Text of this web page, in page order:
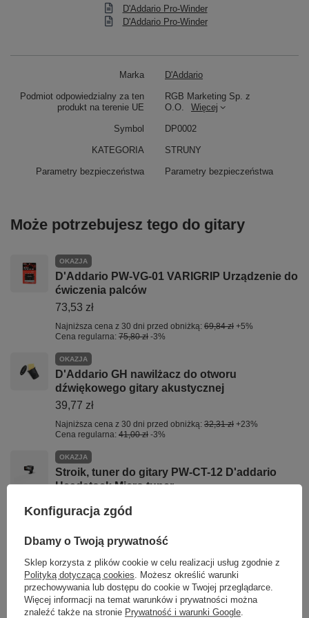
D'Addario Pro-Winder
D'Addario Pro-Winder
Marka D'Addario
Podmiot odpowiedzialny za ten
produkt na terenie UE
RGB Marketing Sp. z
O.O.
Więcej
Symbol DP0002
KATEGORIA STRUNY
Parametry bezpieczeństwa Parametry bezpieczeństwa
Może potrzebujesz tego do gitary
OKAZJA
D'Addario PW-VG-01 VARIGRIP Urządzenie do
ćwiczenia palców
73,53 zł
Najniższa cena z 30 dni przed obniżką: 69,84 zł +5%
Cena regularna: 75,80 zł -3%
OKAZJA
D'Addario GH nawilżacz do otworu
dźwiękowego gitary akustycznej
39,77 zł
Najniższa cena z 30 dni przed obniżką: 32,31 zł +23%
Cena regularna: 41,00 zł -3%
OKAZJA
Stroik, tuner do gitary PW-CT-12 D'addario
Headstock Micro tuner
Czyścik do strun PW-XLR8-01 D'addario
37,54 zł
Najniższa cena z 30 dni przed obniżką: 36,64 zł
Konfiguracja zgód
Dbamy o Twoją prywatność
Sklep korzysta z plików cookie w celu realizacji usług zgodnie z
Polityką dotyczącą cookies. Możesz określić warunki
przechowywania lub dostępu do cookie w Twojej przeglądarce.
Więcej informacji na temat warunków i prywatności można
znaleźć także na stronie Prywatność i warunki Google.